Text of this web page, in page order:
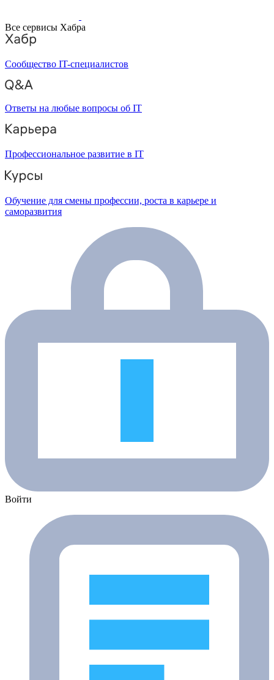
Все сервисы Хабра
Сообщество IT-специалистов
Ответы на любые вопросы об IT
Профессиональное развитие в IT
Обучение для смены профессии, роста в карьере и
саморазвития
Войти